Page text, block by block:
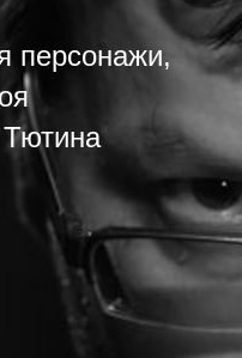
персонажи,